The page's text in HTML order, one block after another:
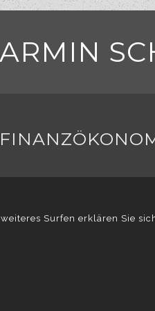
ARMIN
Surfen erklären Sie